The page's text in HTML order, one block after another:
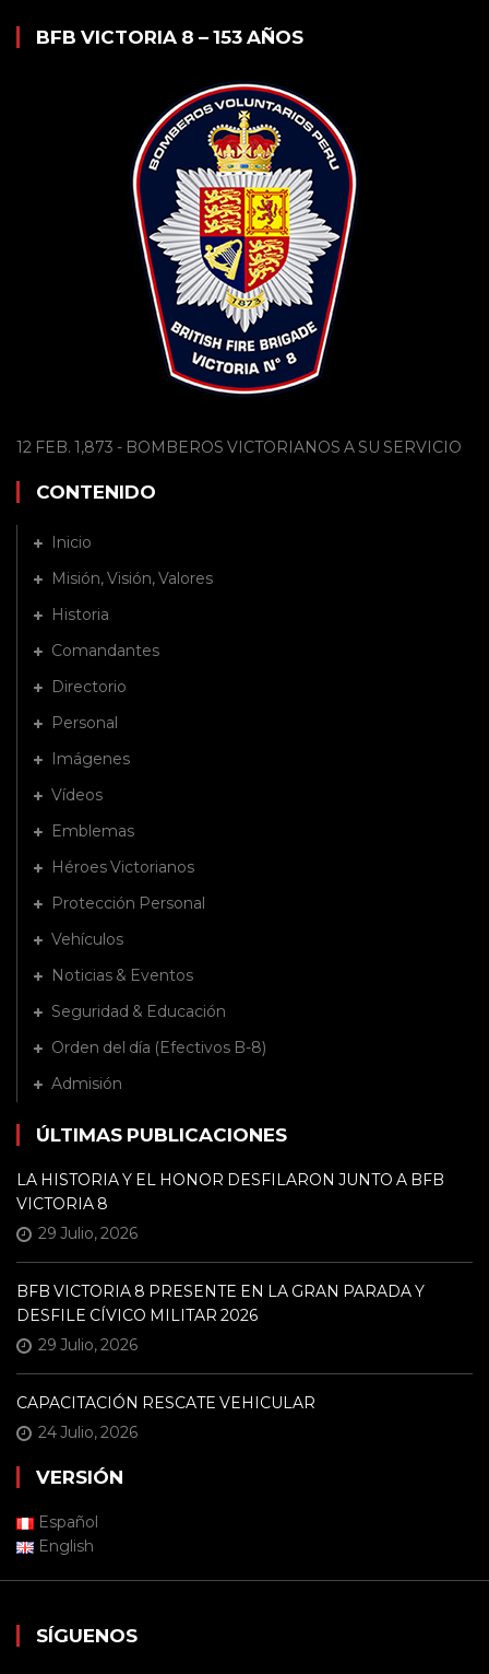
BFB VICTORIA 8 – 153 AÑOS
12 FEB. 1,873 - BOMBEROS VICTORIANOS A SU SERVICIO
CONTENIDO
Inicio
Misión, Visión, Valores
Historia
Comandantes
Directorio
Personal
Imágenes
Vídeos
Emblemas
Héroes Victorianos
Protección Personal
Vehículos
Noticias & Eventos
Seguridad & Educación
Orden del día (Efectivos B-8)
Admisión
ÚLTIMAS PUBLICACIONES
LA HISTORIA Y EL HONOR DESFILARON JUNTO A BFB
VICTORIA 8
29 Julio, 2026
BFB VICTORIA 8 PRESENTE EN LA GRAN PARADA Y
DESFILE CÍVICO MILITAR 2026
29 Julio, 2026
CAPACITACIÓN RESCATE VEHICULAR
24 Julio, 2026
VERSIÓN
Español
English
SÍGUENOS